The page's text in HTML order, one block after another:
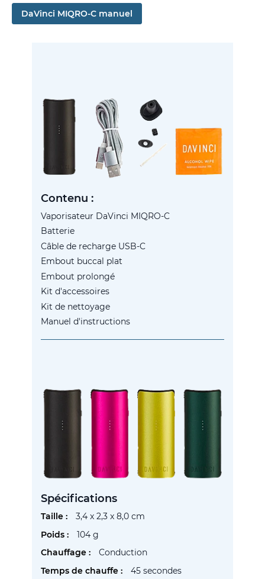
DaVinci MIQRO-C manuel
Contenu :
Vaporisateur DaVinci MIQRO-C
Batterie
Câble de recharge USB-C
Embout buccal plat
Embout prolongé
Kit d'accessoires
Kit de nettoyage
Manuel d'instructions
Spécifications
Plus
3,4 x 2,3 x 8,0 cm
104 g
Conduction
45 secondes